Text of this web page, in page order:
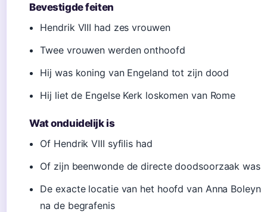
Bevestigde feiten
Hendrik VIII had zes vrouwen
Twee vrouwen werden onthoofd
Hij was koning van Engeland tot zijn dood
Hij liet de Engelse Kerk loskomen van Rome
Wat onduidelijk is
Of Hendrik VIII syfilis had
Of zijn beenwonde de directe doodsoorzaak was
De exacte locatie van het hoofd van Anna Boleyn
na de begrafenis